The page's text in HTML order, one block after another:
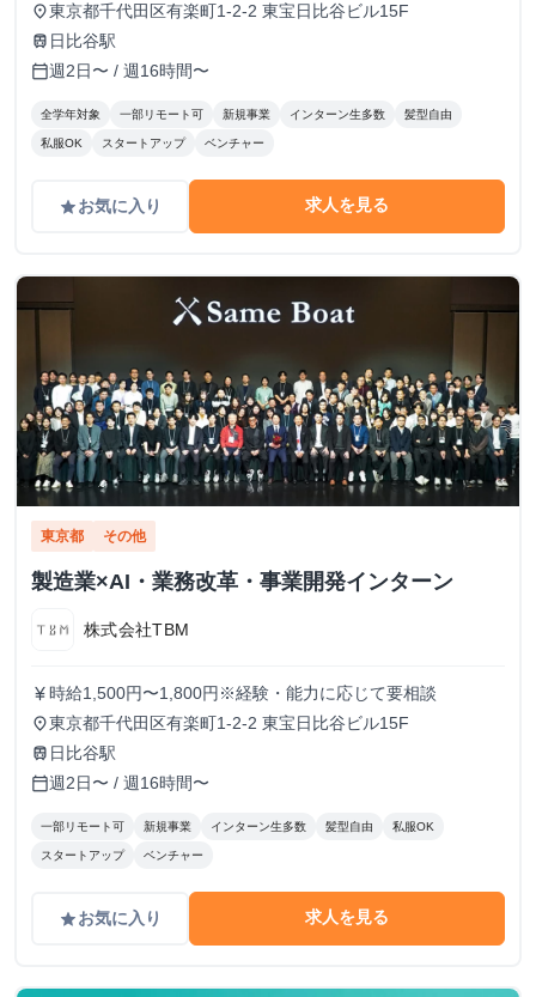
place東京都千代田区有楽町1-2-2 東宝日比谷ビル15F
train 日比谷駅
calendar_today週2日〜 / 週16時間〜
全学年対象 一部リモート可 新規事業 インターン生多数 髪型自由
私服OK スタートアップ ベンチャー
gradeお気に入り 求人を見る
東京都 その他
製造業×AI・業務改革・事業開発インターン
株式会社TBM
currency_yen 時給1,500円〜1,800円※経験・能力に応じて要相談
place東京都千代田区有楽町1-2-2 東宝日比谷ビル15F
train 日比谷駅
calendar_today週2日〜 / 週16時間〜
一部リモート可 新規事業 インターン生多数 髪型自由 私服OK
スタートアップ ベンチャー
gradeお気に入り 求人を見る